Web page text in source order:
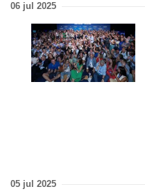
06 jul 2025
05 jul 2025